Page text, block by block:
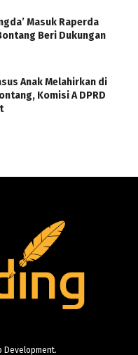
Masuk Raperda
Beri Dukungan
Anak Melahirkan di
Komisi A DPRD
Development.